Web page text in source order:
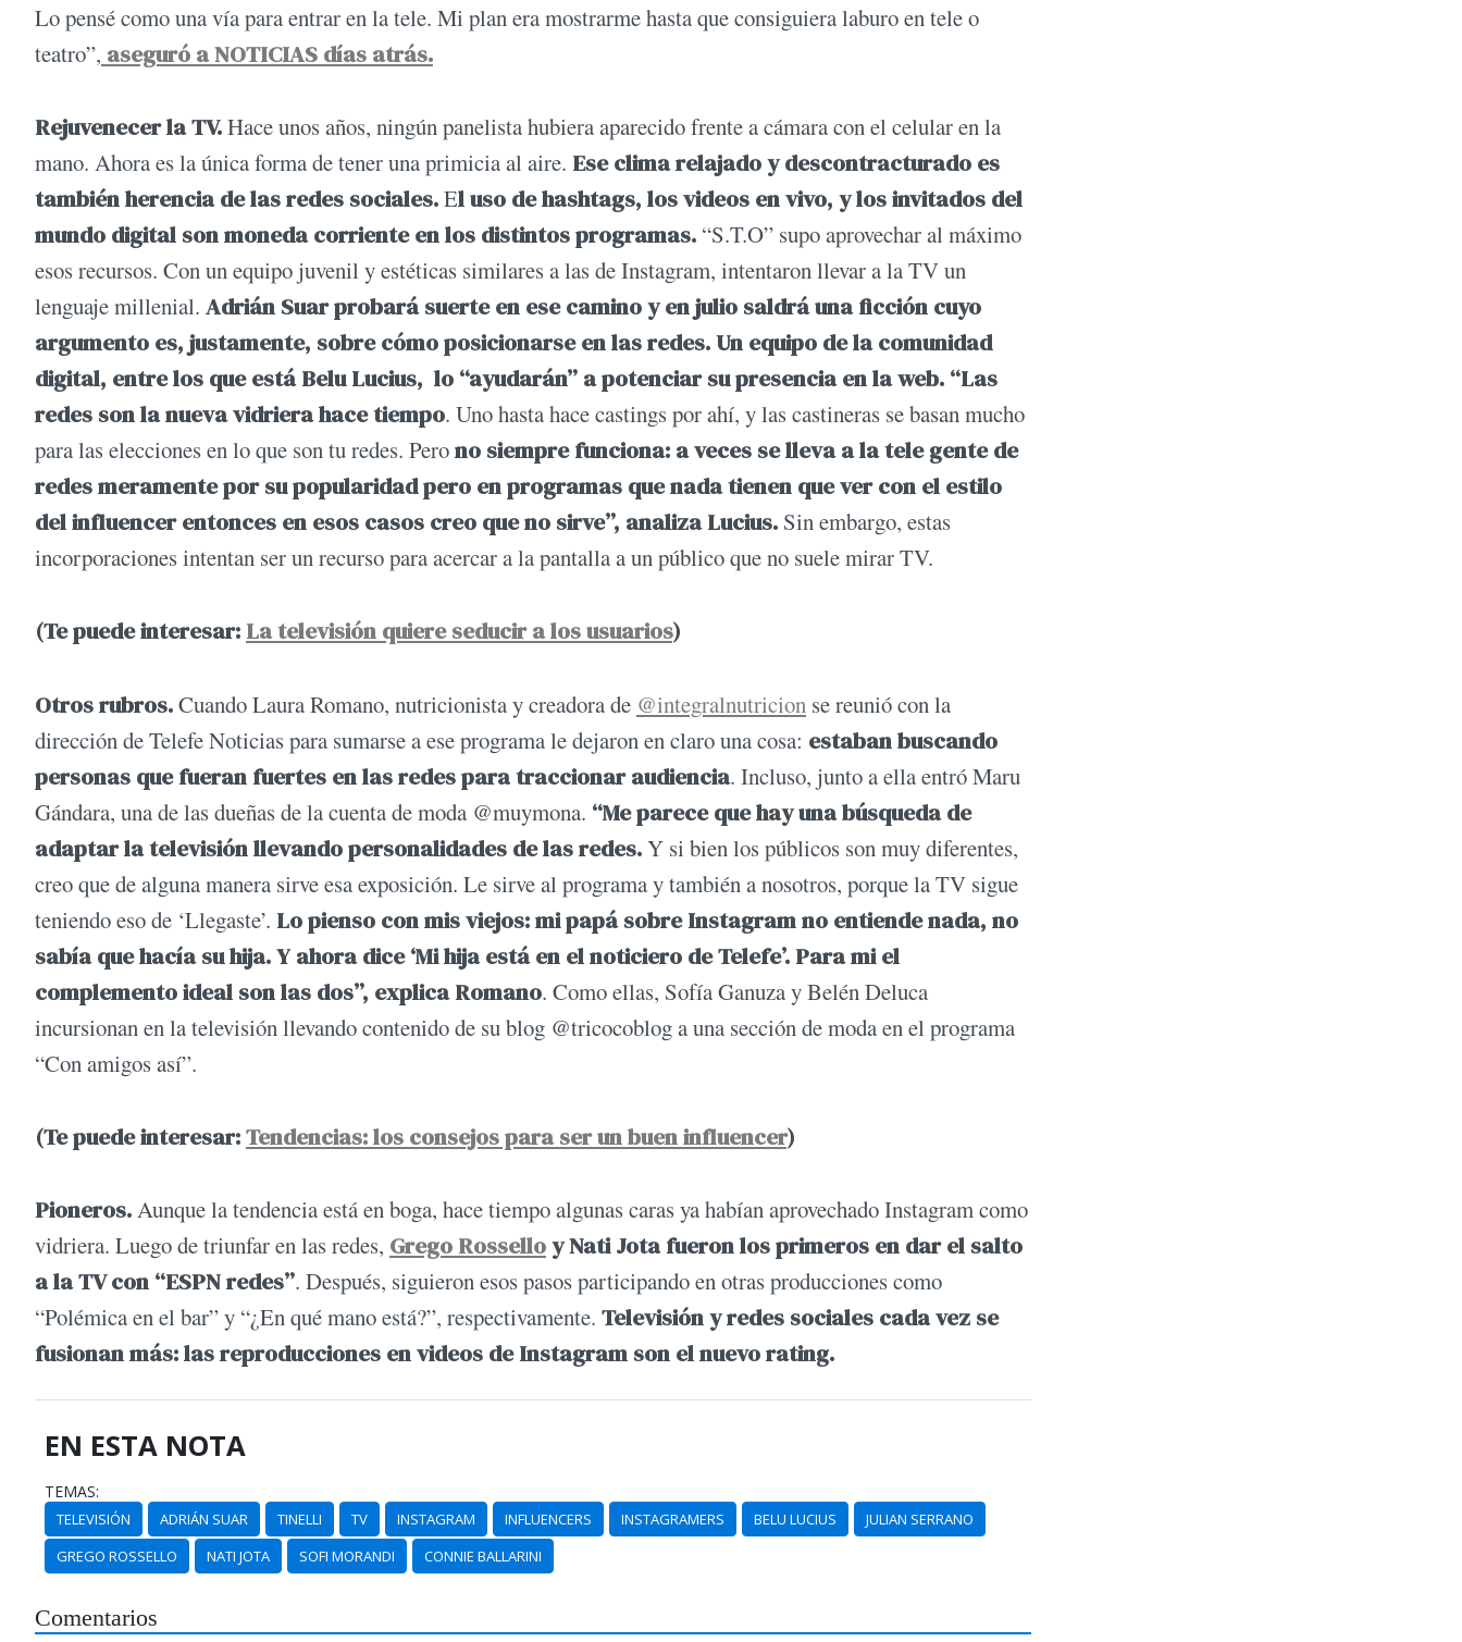
Lo pensé como una vía para entrar en la tele. Mi plan era mostrarme hasta que consiguiera laburo en tele o
teatro”, aseguró a NOTICIAS días atrás.
Rejuvenecer la TV.Hace unos años, ningún panelista hubiera aparecido frente a cámara con el celular en la
mano. Ahora es la única forma de tener una primicia al aire. Ese clima relajado y descontracturado es
también herencia de las redes sociales.El uso de hashtags, los videos en vivo, y los invitados del
mundo digital son moneda corriente en los distintos programas. “S.T.O” supo aprovechar al máximo
esos recursos. Con un equipo juvenil y estéticas similares a las de Instagram, intentaron llevar a la TV un
lenguaje millenial. Adrián Suar probará suerte en ese camino y en julio saldrá una ficción cuyo
argumento es, justamente, sobre cómo posicionarse en las redes. Un equipo de la comunidad
digital, entre los que está Belu Lucius, lo “ayudarán” a potenciar su presencia en la web. “Las
redes son la nueva vidriera hace tiempo. Uno hasta hace castings por ahí, y las castineras se basan mucho
para las elecciones en lo que son tu redes. Perono siempre funciona: a veces se lleva a la tele gente de
redes meramente por su popularidad pero en programas que nada tienen que ver con el estilo
del influencer entonces en esos casos creo que no sirve”, analiza Lucius. Sin embargo, estas
incorporaciones intentan ser un recurso para acercar a la pantalla a un público que no suele mirar TV.
(Te puede interesar: La televisión quiere seducir a los usuarios)
Otros rubros.Cuando Laura Romano, nutricionista y creadora de @integralnutricion se reunió con la
dirección de Telefe Noticias para sumarse a ese programa le dejaron en claro una cosa: estaban buscando
personas que fueran fuertes en las redes para traccionar audiencia. Incluso, junto a ella entró Maru
Gándara, una de las dueñas de la cuenta de moda @muymona. “Me parece que hay una búsqueda de
adaptar la televisión llevando personalidades de las redes.Y si bien los públicos son muy diferentes,
creo que de alguna manera sirve esa exposición. Le sirve al programa y también a nosotros, porque la TV sigue
teniendo eso de ‘Llegaste’. Lo pienso con mis viejos: mi papá sobre Instagram no entiende nada, no
sabía que hacía su hija. Y ahora dice ‘Mi hija está en el noticiero de Telefe’. Para mi el
complemento ideal son las dos”, explica Romano. Como ellas, Sofía Ganuza y Belén Deluca
incursionan en la televisión llevando contenido de su blog @tricocoblog a una sección de moda en el programa
“Con amigos así”.
(Te puede interesar:Tendencias: los consejos para ser un buen influencer)
Pioneros.Aunque la tendencia está en boga, hace tiempo algunas caras ya habían aprovechado Instagram como
vidriera. Luego de triunfar en las redes, Grego Rosselloy Nati Jota fueron los primeros en dar el salto
a la TV con “ESPN redes”. Después, siguieron esos pasos participando en otras producciones como
“Polémica en el bar” y “¿En qué mano está?”, respectivamente. Televisión y redes sociales cada vez se
fusionan más: las reproducciones en videos de Instagram son el nuevo rating.
EN ESTA NOTA
TEMAS:
TELEVISIÓN ADRIÁN SUAR TINELLI TV INSTAGRAM INFLUENCERS INSTAGRAMERS BELU LUCIUS
JULIAN SERRANO
GREGO ROSSELLO
NATI JOTA SOFI MORANDI CONNIE BALLARINI
Comentarios